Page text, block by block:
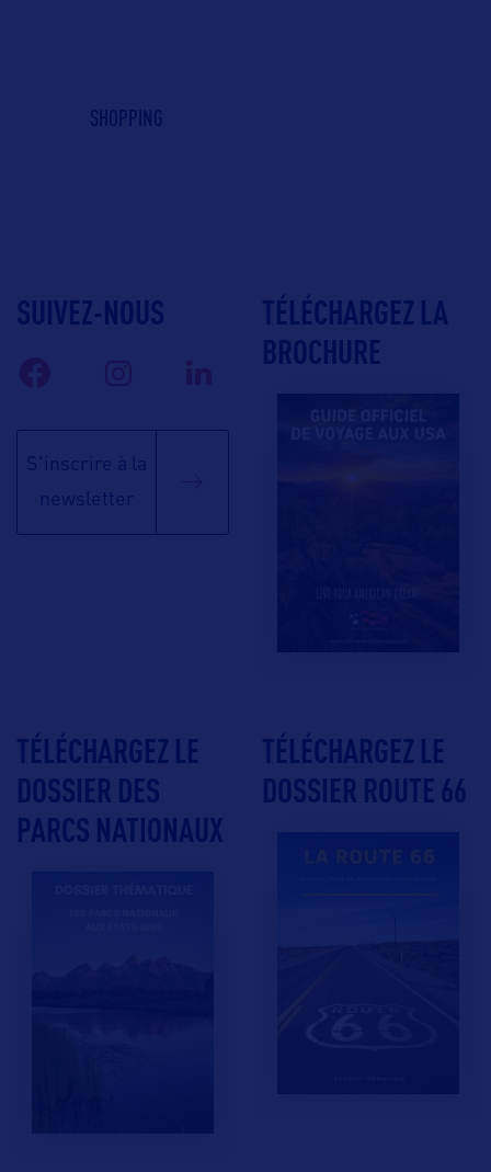
SHOPPING
SUIVEZ-NOUS
S'inscrire à la
newsletter
TÉLÉCHARGEZ LA
BROCHURE
TÉLÉCHARGEZ LE
DOSSIER DES
PARCS NATIONAUX
TÉLÉCHARGEZ LE
DOSSIER ROUTE 66